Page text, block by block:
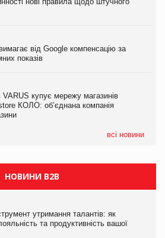
від Google компенсацію за
показів
купує мережу магазинів
КОЛО: об’єднана компанія
всі новини
меню: у VARUS з’явилися
хлібобулочні вироби на
пошкоджено склад шоколаду
від Google компенсацію за
показів
$1 млрд на маркетинг за квартал
НОВИНИ B2B
утримання талантів: як
та продуктивність вашої